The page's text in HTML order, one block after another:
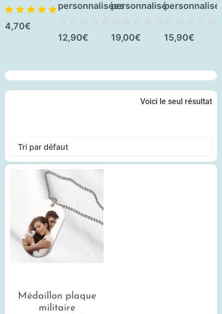
Note 5.00
5
4,70€
personnalisées
Note
0
12,90€
personnalisé
Note
0
19,00€
personnalisé
Note
0
15,90€
Voici le seul résultat
Médaillon plaque
militaire